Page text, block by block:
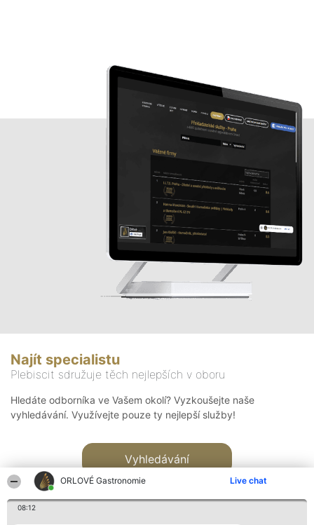
ORLOVÉ Gastronomie Live chat
08:12
Najít specialistu
Plebiscit sdružuje těch nejlepších v oboru
Hledáte odborníka ve Vašem okolí? Vyzkoušejte naše
vyhledávání. Využívejte pouze ty nejlepší služby!
Vyhledávání